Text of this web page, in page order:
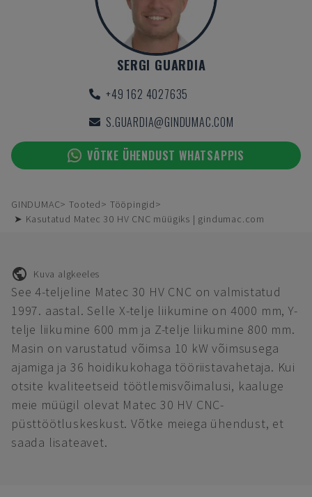
SERGI GUARDIA
+49 162 4027635
S.GUARDIA@GINDUMAC.COM
VÕTKE ÜHENDUST WHATSAPPIS
GINDUMAC Tooted
Tööpingid
➤ Kasutatud Matec 30 HV CNC müügiks | gindumac.com
Kuva algkeeles
See 4-teljeline Matec 30 HV CNC on valmistatud
1997. aastal. Selle X-telje liikumine on 4000 mm, Y-
telje liikumine 600 mm ja Z-telje liikumine 800 mm.
Masin on varustatud võimsa 10 kW võimsusega
ajamiga ja 36 hoidikukohaga tööriistavahetaja. Kui
otsite kvaliteetseid töötlemisvõimalusi, kaaluge
meie müügil olevat Matec 30 HV CNC-
püsttöötluskeskust. Võtke meiega ühendust, et
saada lisateavet.